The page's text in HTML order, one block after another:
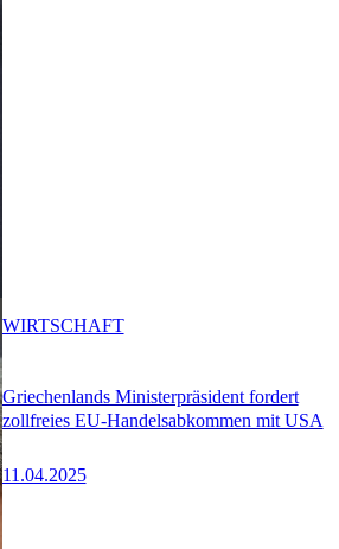
Griechenlands Ministerpräsident fordert
zollfreies EU-Handelsabkommen mit USA
11.04.2025
WIRTSCHAFT